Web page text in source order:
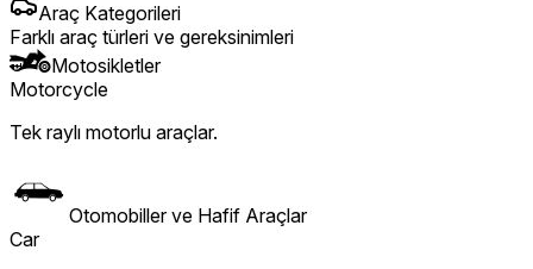
Araç Kategorileri
Farklı araç türleri ve gereksinimleri
Motosikletler
Motorcycle
Tek raylı motorlu araçlar.
Otomobiller ve Hafif Araçlar
Car